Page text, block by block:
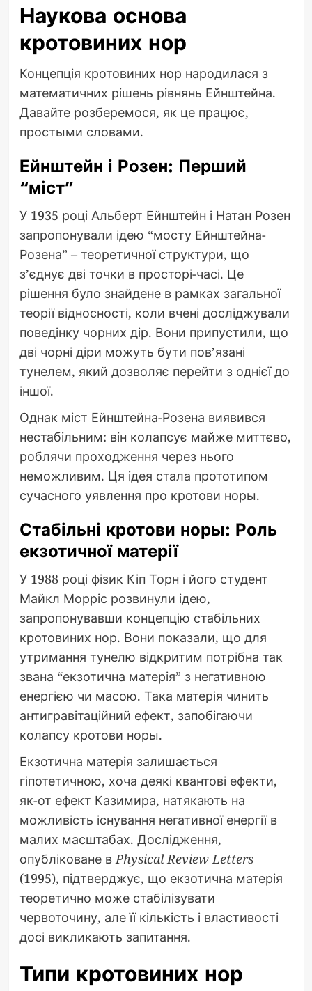
Наукова основа
кротовиних нор
Концепція кротовиних нор народилася з
математичних рішень рівнянь Ейнштейна.
Давайте розберемося, як це працює,
простыми словами.
Ейнштейн і Розен: Перший
“міст”
У 1935 році Альберт Ейнштейн і Натан Розен
запропонували ідею “мосту Ейнштейна-
Розена” – теоретичної структури, що
з’єднує дві точки в просторі-часі. Це
рішення було знайдене в рамках загальної
теорії відносності, коли вчені досліджували
поведінку чорних дір. Вони припустили, що
дві чорні діри можуть бути пов’язані
тунелем, який дозволяє перейти з однієї до
іншої.
Однак міст Ейнштейна-Розена виявився
нестабільним: він колапсує майже миттєво,
роблячи проходження через нього
неможливим. Ця ідея стала прототипом
сучасного уявлення про кротови норы.
Стабільні кротови норы: Роль
екзотичної матерії
У 1988 році фізик Кіп Торн і його студент
Майкл Морріс розвинули ідею,
запропонувавши концепцію стабільних
кротовиних нор. Вони показали, що для
утримання тунелю відкритим потрібна так
звана “екзотична матерія” з негативною
енергією чи масою. Така матерія чинить
антигравітаційний ефект, запобігаючи
колапсу кротови норы.
Екзотична матерія залишається
гіпотетичною, хоча деякі квантові ефекти,
як-от ефект Казимира, натякають на
можливість існування негативної енергії в
малих масштабах. Дослідження,
опубліковане вPhysical Review Letters
(1995), підтверджує, що екзотична матерія
теоретично може стабілізувати
червоточину, але її кількість і властивості
досі викликають запитання.
Типи кротовиних нор